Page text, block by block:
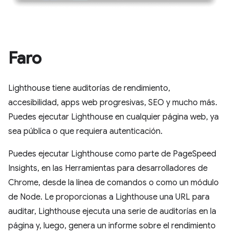
Faro
Lighthouse tiene auditorías de rendimiento,
accesibilidad, apps web progresivas, SEO y mucho más.
Puedes ejecutar Lighthouse en cualquier página web, ya
sea pública o que requiera autenticación.
Puedes ejecutar Lighthouse como parte de PageSpeed
Insights, en las Herramientas para desarrolladores de
Chrome, desde la línea de comandos o como un módulo
de Node. Le proporcionas a Lighthouse una URL para
auditar, Lighthouse ejecuta una serie de auditorías en la
página y, luego, genera un informe sobre el rendimiento